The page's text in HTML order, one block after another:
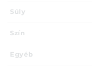
Súly
Szín
Egyéb